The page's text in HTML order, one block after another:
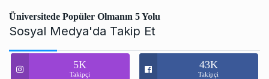
Üniversitede Popüler Olmanın 5 Yolu
Sosyal Medya'da Takip Et
5K
Takipçi
43K
Takipçi